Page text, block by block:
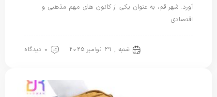
آورد. شهر قم، به عنوان یکی از کانون های مهم مذهبی و
اقتصادی…
شنبه , 29 نوامبر 2025 0 دیدگاه